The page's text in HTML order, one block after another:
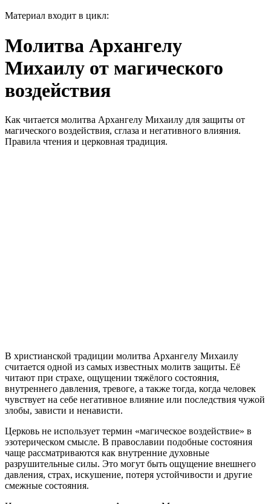
Материал входит в цикл:
Молитва Архангелу
Михаилу от магического
воздействия
Как читается молитва Архангелу Михаилу для защиты от
магического воздействия, сглаза и негативного влияния.
Правила чтения и церковная традиция.
В христианской традиции молитва Архангелу Михаилу
считается одной из самых известных молитв защиты. Её
читают при страхе, ощущении тяжёлого состояния,
внутреннего давления, тревоге, а также тогда, когда человек
чувствует на себе негативное влияние или последствия чужой
злобы, зависти и ненависти.
Церковь не использует термин «магическое воздействие» в
эзотерическом смысле. В православии подобные состояния
чаще рассматриваются как внутренние духовные
разрушительные силы. Это могут быть ощущение внешнего
давления, страх, искушение, потеря устойчивости и другие
смежные состояния.